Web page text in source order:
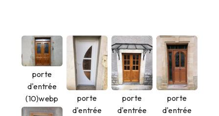
porte
d'entrée
(10)webp
porte
d'entrée
porte
d'entrée
porte
d'entrée